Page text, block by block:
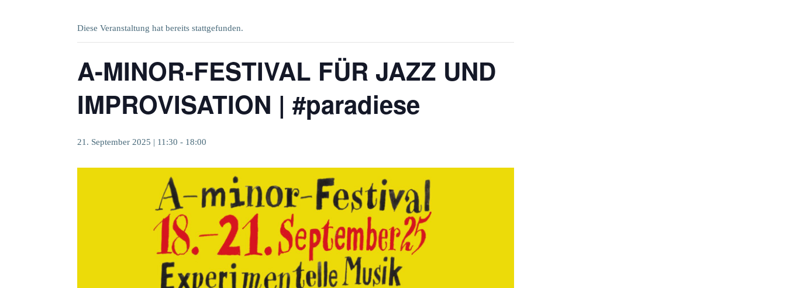
Diese Veranstaltung hat bereits stattgefunden.
A-MINOR-FESTIVAL FÜR JAZZ UND
IMPROVISATION | #paradiese
21. September 2025 | 11:30 - 18:00